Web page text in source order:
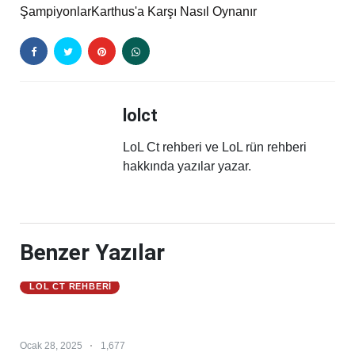
ŞampiyonlarKarthus'a Karşı Nasıl Oynanır
lolct
LoL Ct rehberi ve LoL rün rehberi
hakkında yazılar yazar.
Benzer Yazılar
LOL CT REHBERI
Ocak 28, 2025 1,677